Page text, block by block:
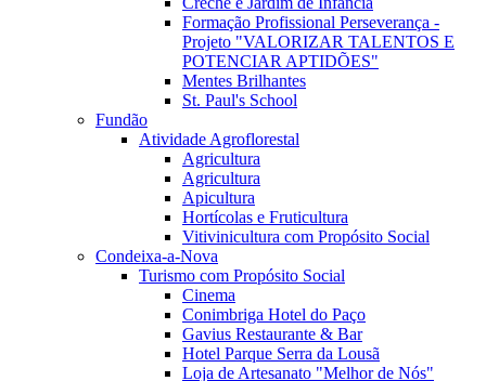
Formação Profissional Perseverança -
Projeto "VALORIZAR TALENTOS E
POTENCIAR APTIDÕES"
Mentes Brilhantes
St. Paul's School
Fundão
Atividade Agroflorestal
Agricultura
Agricultura
Apicultura
Hortícolas e Fruticultura
Vitivinicultura com Propósito Social
Condeixa-a-Nova
Turismo com Propósito Social
Cinema
Conimbriga Hotel do Paço
Gavius Restaurante & Bar
Hotel Parque Serra da Lousã
Loja de Artesanato "Melhor de Nós"